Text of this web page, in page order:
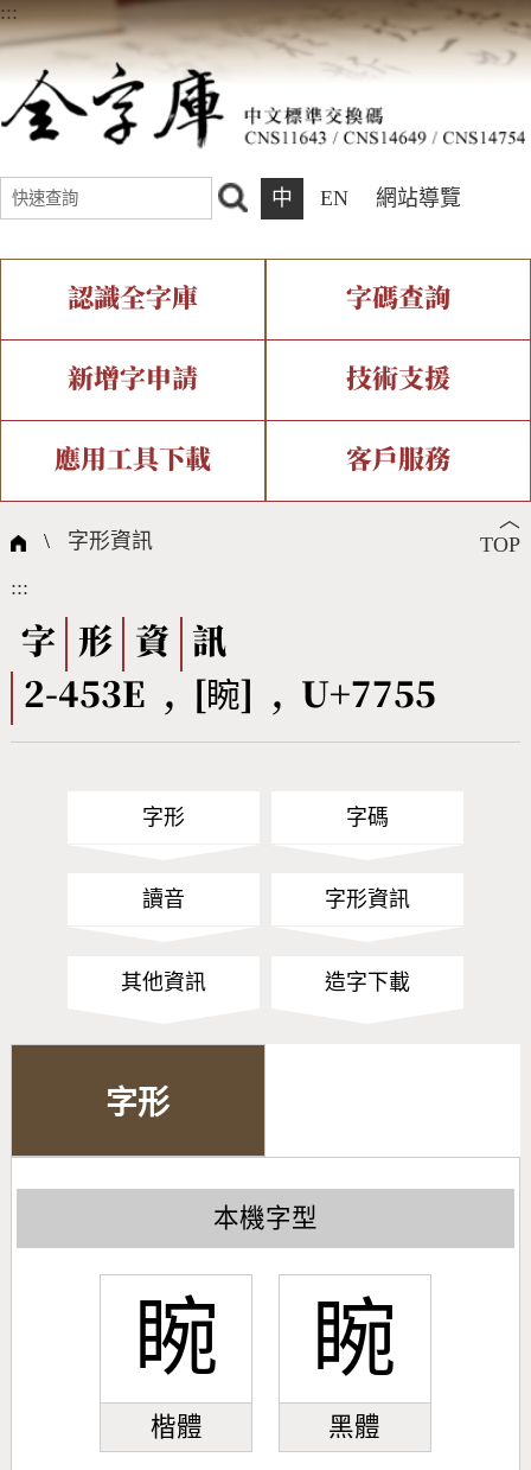
:::
中 EN 網站導覽
認識全字庫
全字庫介紹 全字庫現況
中文碼介紹 專有名詞介紹
國際字碼相關組織
字碼查詢
IDS查詢 部件查詢
複合查詢 注音查詢
筆畫查詢
筆順序查詢
CNS查詢 Unicode查詢
新增字申請
新字申請處理流程
技術支援
字形即時顯示 造字解決方案
全字庫授權 轉碼Web Service
應用工具下載
個人電腦造字處理工具
字形下載
客戶服務
問題集
熱門查詢統計
︿
TOP
\ 字形資訊
:::
字 形 資
訊
2-453E , [睕] , U+7755
字形 字碼
讀音 字形資訊
其他資訊 造字下載
字形
本機字型
睕
楷體
睕
黑體